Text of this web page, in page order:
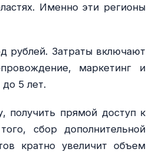
Именно эти регионы
рублей. Затраты включают
маркетинг и
5 лет.
получить прямой доступ к
сбор дополнительной
кратно увеличит объем